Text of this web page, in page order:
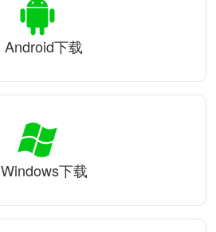
Android下载
Windows下载